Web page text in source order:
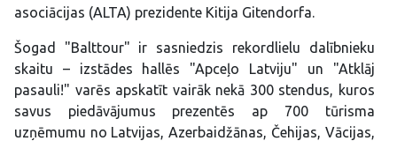
asociācijas (ALTA) prezidente Kitija Gitendorfa.
Šogad "Balttour" ir sasniedzis rekordlielu dalībnieku
skaitu – izstādes hallēs "Apceļo Latviju" un "Atklāj
pasauli!" varēs apskatīt vairāk nekā 300 stendus, kuros
savus piedāvājumus prezentēs ap 700 tūrisma
uzņēmumu no Latvijas, Azerbaidžānas, Čehijas, Vācijas,